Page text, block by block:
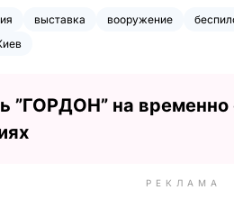
выставка вооружение
”ГОРДОН” на
РЕКЛАМА